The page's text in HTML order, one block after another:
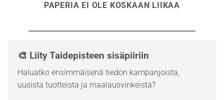
PAPERIA EI OLE KOSKAAN LIIKAA
🎨 Liity Taidepisteen sisäpiiriin
Haluatko ensimmäisenä tiedon kampanjoista,
uusista tuotteista ja maalausvinkeistä?